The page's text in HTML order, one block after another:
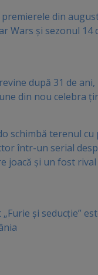
din
Wars și sezonul 14
după 31 de
din nou celebra
schimbă terenul cu
într-un serial
joacă şi un fost
și seducție”